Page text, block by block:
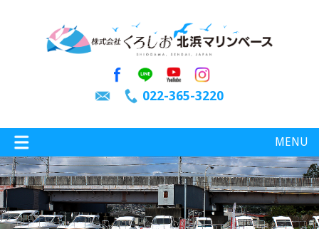
022-365-3220
MENU
特選情報 釣り情報